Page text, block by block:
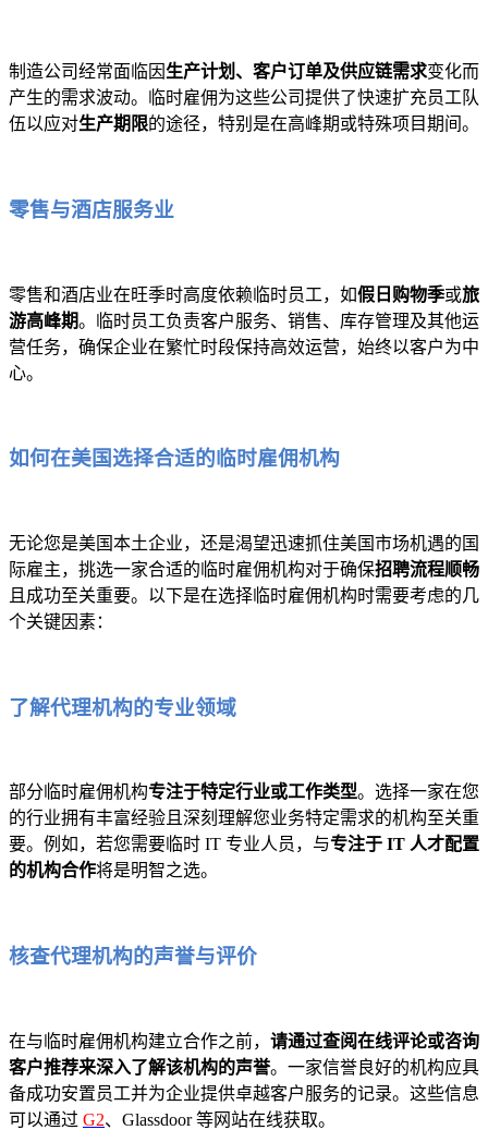
制造公司经常面临因生产计划、客户订单及供应链需求变化而
产生的需求波动。临时雇佣为这些公司提供了快速扩充员工队
伍以应对生产期限的途径，特别是在高峰期或特殊项目期间。
零售与酒店服务业
零售和酒店业在旺季时高度依赖临时员工，如假日购物季或旅
游高峰期。临时员工负责客户服务、销售、库存管理及其他运
营任务，确保企业在繁忙时段保持高效运营，始终以客户为中
心。
如何在美国选择合适的临时雇佣机构
无论您是美国本土企业，还是渴望迅速抓住美国市场机遇的国
际雇主，挑选一家合适的临时雇佣机构对于确保招聘流程顺畅
且成功至关重要。以下是在选择临时雇佣机构时需要考虑的几
个关键因素：
了解代理机构的专业领域
部分临时雇佣机构专注于特定行业或工作类型。选择一家在您
的行业拥有丰富经验且深刻理解您业务特定需求的机构至关重
要。例如，若您需要临时 IT 专业人员，与专注于 IT 人才配置
的机构合作将是明智之选。
核查代理机构的声誉与评价
在与临时雇佣机构建立合作之前， 请通过查阅在线评论或咨询
客户推荐来深入了解该机构的声誉。一家信誉良好的机构应具
备成功安置员工并为企业提供卓越客户服务的记录。这些信息
可以通过 G2、Glassdoor 等网站在线获取。